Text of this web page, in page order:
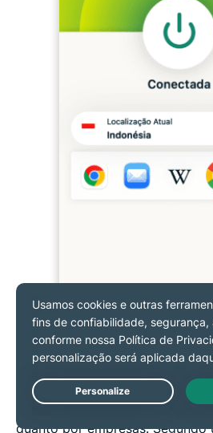
É legal usar uma
curta: na maioria dos
As VPNs são legais na maioria
amplamente utilizadas tanto
quanto por empresas. Segundo